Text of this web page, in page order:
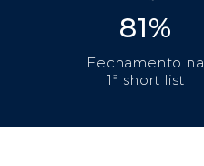
81%
Fechamento na
1ª short list